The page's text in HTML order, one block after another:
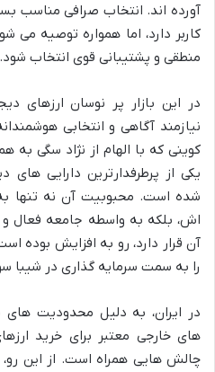
آورده اند. انتخاب صرافی مناسب
کاربر دارد، اما همواره توصیه می
منطقی و پشتیبانی قوی انتخاب شود.
در این بازار پر نوسان ارزهای
کوینی که با الهام از نژاد سگی به
یکی از پرطرفدارترین دارایی
شده است. محبوبیت آن نه تنها
اش، بلکه به واسطه جامعه فعال
آن قرار دارد، رو به افزایش بوده
را به سمت سرمایه گذاری در شیبا
در ایران، به دلیل محدودیت های
های خارجی معتبر برای خرید
چالش هایی همراه است. از این